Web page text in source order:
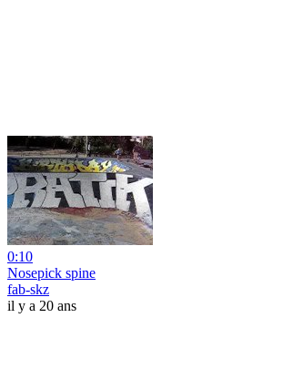
0:10
Nosepick spine
fab-skz
il y a 20 ans